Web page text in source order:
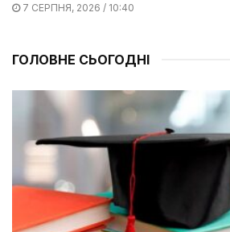
7 СЕРПНЯ, 2026 / 10:40
ГОЛОВНЕ СЬОГОДНІ